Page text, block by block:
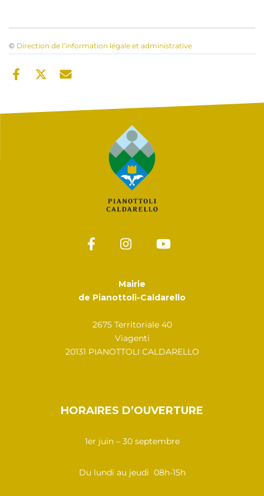
© Direction de l’information légale et administrative
Mairie
de Pianottoli-Caldarello
2675 Territoriale 40
Viagenti
20131 PIANOTTOLI CALDARELLO
HORAIRES D’OUVERTURE
1er juin – 30 septembre
Du lundi au jeudi 08h-15h